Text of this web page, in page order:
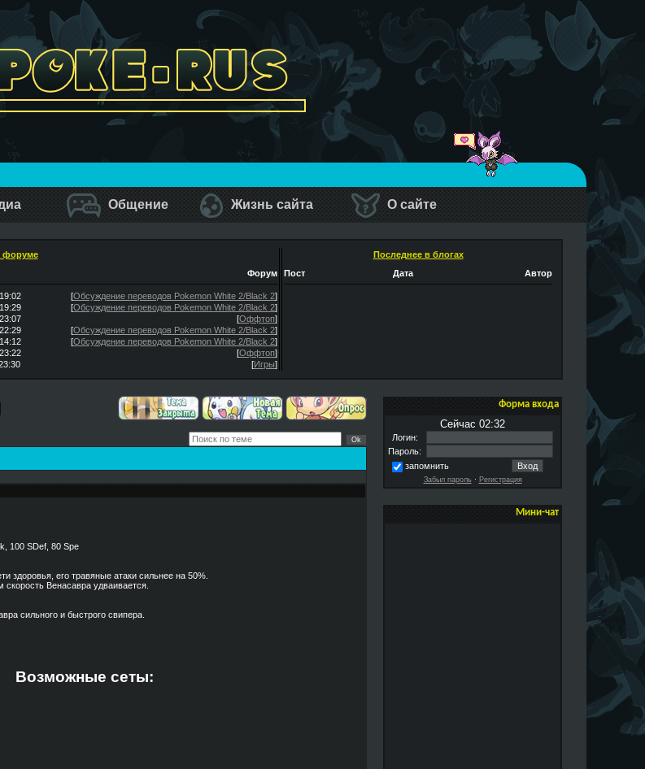
Общение Жизнь сайта О сайте
форуме
Форум
[Обсуждение переводов Pokemon White 2/Black 2]
[Обсуждение переводов Pokemon White 2/Black 2]
[Оффтоп]
[Обсуждение переводов Pokemon White 2/Black 2]
[Обсуждение переводов Pokemon White 2/Black 2]
[Оффтоп]
[Игры]
Последнее в блогах
Пост
Дата Автор
Форма входа
Сейчас 02:32
Логин:
Пароль:
запомнить
Забыл пароль· Регистрация
Мини-чат
100 SDef, 80 Spe
здоровья, его травяные атаки сильнее на 50%.
Венасавра удваивается.
сильного и быстрого свипера.
Возможные сеты: